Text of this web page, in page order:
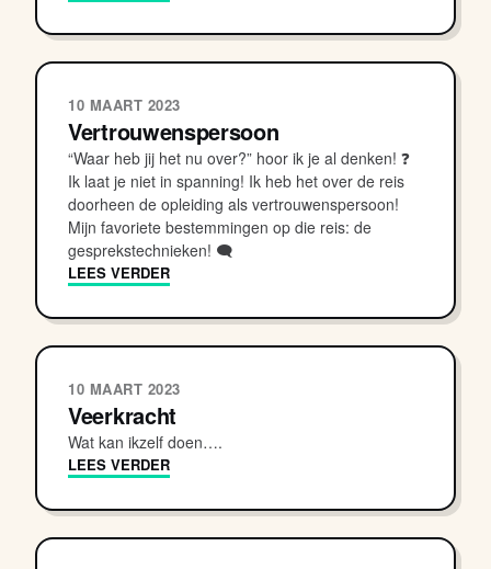
10 MAART 2023
Vertrouwenspersoon
“Waar heb jij het nu over?” hoor ik je al denken! ❓
Ik laat je niet in spanning! Ik heb het over de reis
doorheen de opleiding als vertrouwenspersoon!
Mijn favoriete bestemmingen op die reis: de
gesprekstechnieken! 🗨
LEES VERDER
10 MAART 2023
Veerkracht
Wat kan ikzelf doen….
LEES VERDER